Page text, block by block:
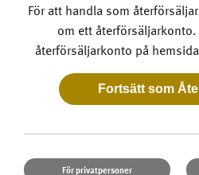
I vår mysiga butik på två
För att handla som
om ett
återförsäljarkonto på
För privatpersoner